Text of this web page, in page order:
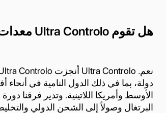
هل تقوم Ultra Controlo معدات الغازات الطبية إلى البلدان النامية؟
دولة، بما في ذلك الدول النامية في
الأوسط وأمريكا اللاتينية. وتدير فرقنا
البرتغال وصولاً إلى الشحن الدولي